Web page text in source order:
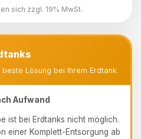
sich zzgl. 19% MwSt.
Lösung bei Ihrem Erdtank.
Aufwand
ist bei Erdtanks nicht möglich.
einer Komplett-Entsorgung ab